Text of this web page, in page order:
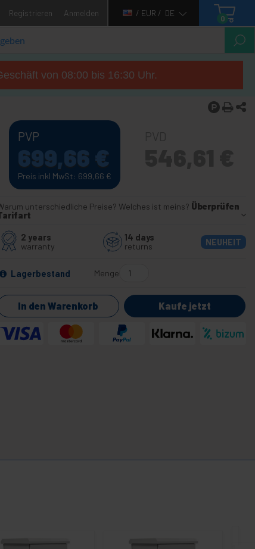
Registrieren Anmelden / EUR / DE
0
von 08:00 bis 16:30 Uhr.
PVP
699,66 €
Preis inkl MwSt: 699,66 €
unterschiedliche Preise? Welches ist meins? Überprüfen
2 years
warranty
14 days
returns
NEUHEIT
Lagerbestand Menge
In den Warenkorb Kaufe jetzt